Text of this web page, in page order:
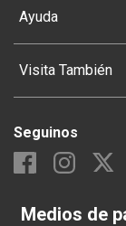
Ayuda
Visita También
Seguinos
Medios de